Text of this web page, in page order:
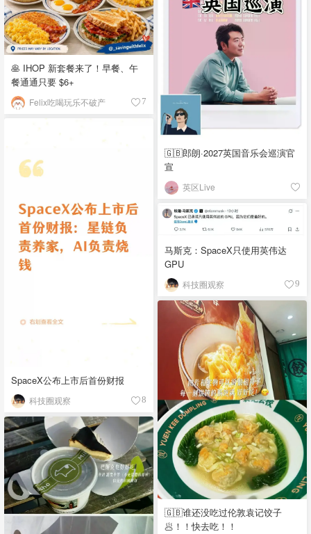
🥞 IHOP 新套餐来了！早餐、午
餐通通只要 $6+
Felix吃喝玩乐不破产 7
🇬🇧郎朗·2027英国音乐会巡演官
宣
英区Live
SpaceX公布上市后首份财报
科技圈观察 8
马斯克：SpaceX只使用英伟达
GPU
科技圈观察 9
🇬🇧谁还没吃过伦敦袁记饺子
🥟！！快去吃！！